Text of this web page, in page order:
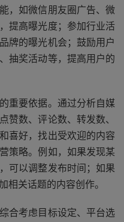
，如微信朋友圈广告、微
提高曝光度；参加行业活
牌的曝光机会；鼓励用户
抽奖活动等，提高用户的
重要依据。通过分析自媒
赞数、评论数、转发数、
喜好，找出受欢迎的内容
策略。例如，如果发现某
可以调整发布时间；如果
相关话题的内容创作。
合考虑目标设定、平台选